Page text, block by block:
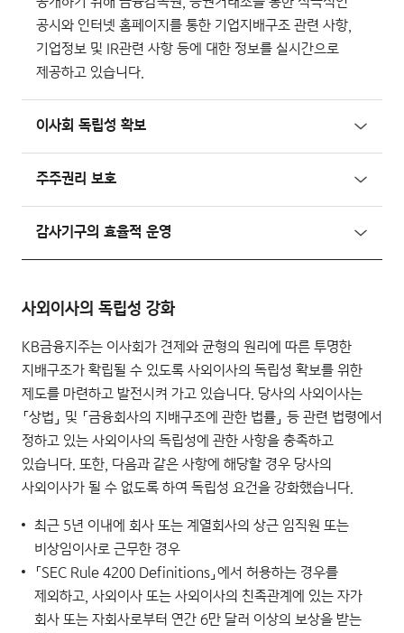
공시와 인터넷 홈페이지를 통한 기업지배구조 관련 사항,
기업정보 및 IR관련 사항 등에 대한 정보를 실시간으로
제공하고 있습니다.
이사회 독립성 확보
주주권리 보호
감사기구의 효율적 운영
사외이사의 독립성 강화
KB금융지주는 이사회가 견제와 균형의 원리에 따른 투명한
지배구조가 확립될 수 있도록 사외이사의 독립성 확보를 위한
제도를 마련하고 발전시켜 가고 있습니다. 당사의 사외이사는
「상법」 및 「금융회사의 지배구조에 관한 법률」 등 관련 법령에서
정하고 있는 사외이사의 독립성에 관한 사항을 충족하고
있습니다. 또한, 다음과 같은 사항에 해당할 경우 당사의
사외이사가 될 수 없도록 하여 독립성 요건을 강화했습니다.
최근 5년 이내에 회사 또는 계열회사의 상근 임직원 또는
비상임이사로 근무한 경우
「SEC Rule 4200 Definitions」에서 허용하는 경우를
제외하고, 사외이사 또는 사외이사의 친족관계에 있는 자가
회사 또는 자회사로부터 연간 6만 달러 이상의 보상을 받는